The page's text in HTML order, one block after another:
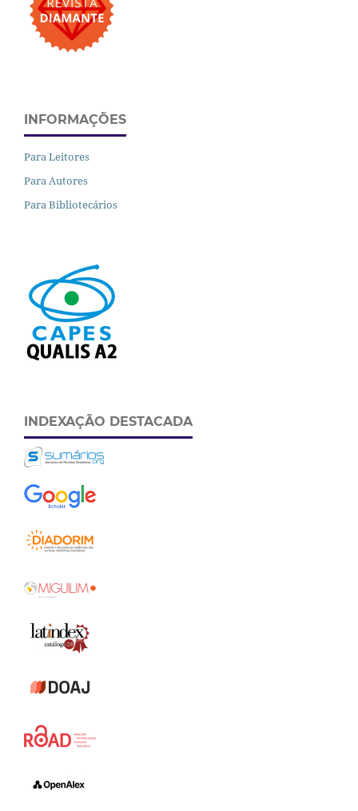
INFORMAÇÕES
Para Leitores
Para Autores
Para Bibliotecários
INDEXAÇÃO DESTACADA